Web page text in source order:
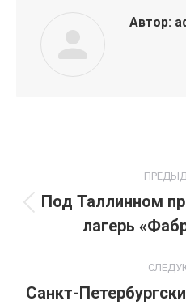
Автор:
по
записям
Под Таллинном
лагерь
Санкт-